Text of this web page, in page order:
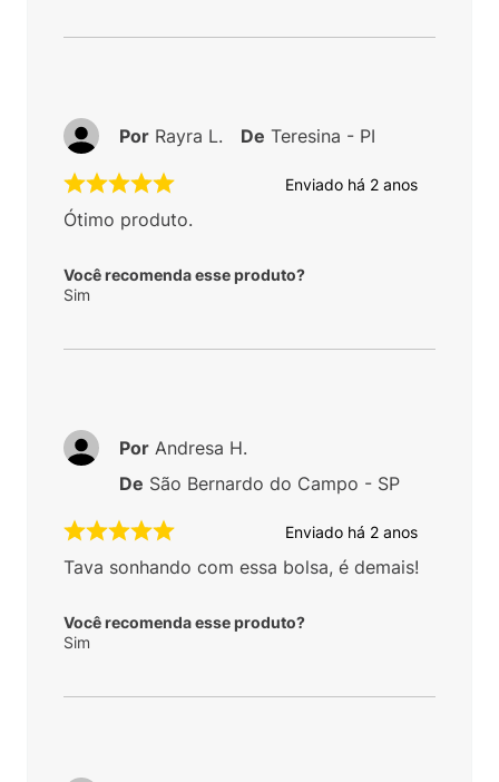
Enviado há 2 anos
Ótimo produto.
Você recomenda esse produto?
Sim
Por Rayra L. De Teresina - PI
Enviado há 2 anos
Tava sonhando com essa bolsa, é demais!
Você recomenda esse produto?
Sim
Por Andresa H.
De São Bernardo do Campo - SP